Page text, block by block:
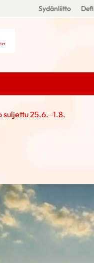
Sydänliitto Defi
suljettu 25.6.–1.8.